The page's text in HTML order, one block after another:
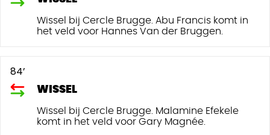
Wissel bij Cercle Brugge. Abu Francis komt in
het veld voor Hannes Van der Bruggen.
84’
WISSEL
Wissel bij Cercle Brugge. Malamine Efekele
komt in het veld voor Gary Magnée.